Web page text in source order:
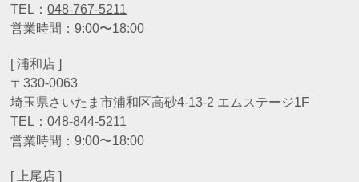
TEL：048-767-5211
営業時間：9:00〜18:00
[ 浦和店 ]
〒330-0063
埼玉県さいたま市浦和区高砂4-13-2 エムステージ1F
TEL：048-844-5211
営業時間：9:00〜18:00
[ 上尾店 ]